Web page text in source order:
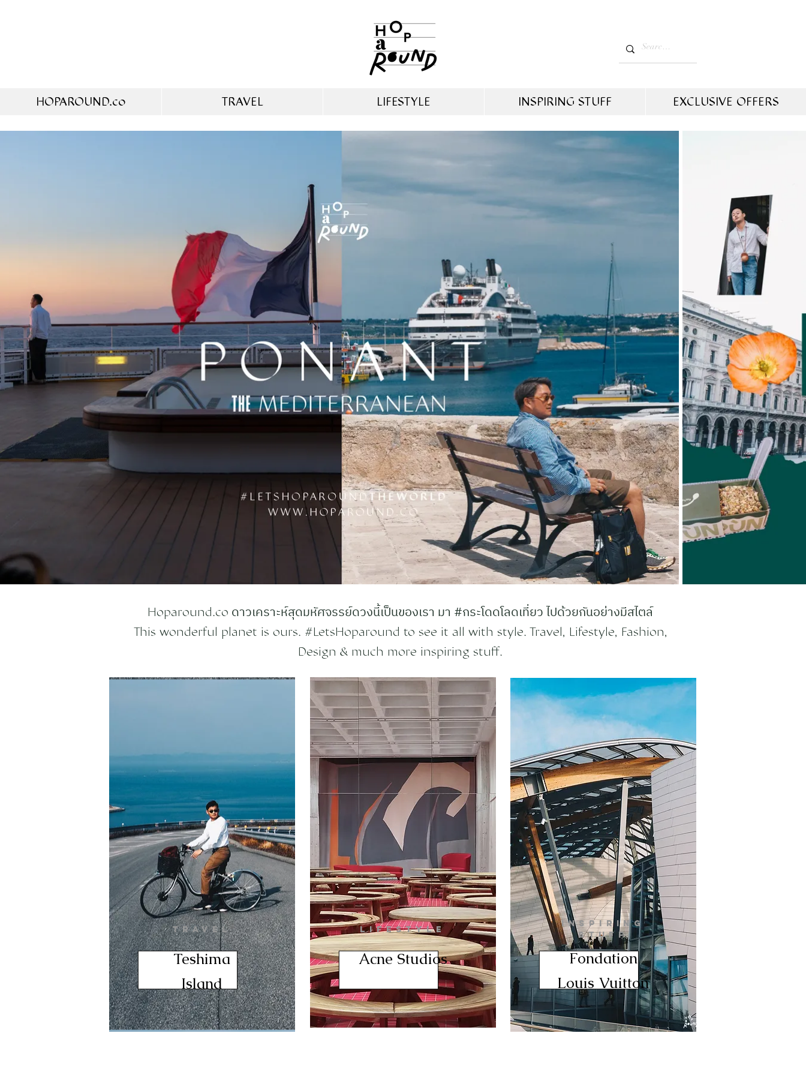
HOPAROUND.co TRAVEL LIFESTYLE INSPIRING STUFF EXCLUSIVE OFFERS
Hoparound.co ดาวเคราะห์สุดมหัศจรรย์ดวงนี้เป็นของเรา มา #กระโดดโลดเที่ยว ไปด้วยกันอย่างมีสไตล์
This wonderful planet is ours. #LetsHoparound to see it all with style. Travel, Lifestyle, Fashion,
Design & much more inspiring stuff.
TRAVEL
Teshima
Island
LIFESTYLE
Acne Studios
INSPIRING
STUFF
Fondation
Louis Vuitton